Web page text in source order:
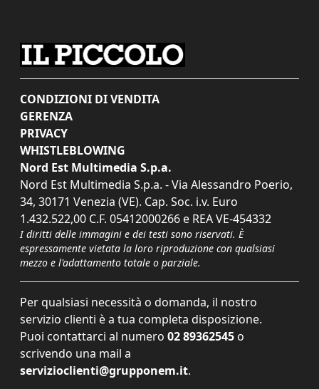
CONDIZIONI DI VENDITA
GERENZA
PRIVACY
WHISTLEBLOWING
Nord Est Multimedia S.p.a.
Nord Est Multimedia S.p.a. - Via Alessandro Poerio,
34, 30171 Venezia (VE). Cap. Soc. i.v. Euro
1.432.522,00 C.F. 05412000266 e REA VE-454332
I diritti delle immagini e dei testi sono riservati. È
espressamente vietata la loro riproduzione con qualsiasi
mezzo e l'adattamento totale o parziale.
Per qualsiasi necessità o domanda, il nostro
servizio clienti è a tua completa disposizione.
Puoi contattarci al numero 02 89362545 o
scrivendo una mail a
servizioclienti@grupponem.it.